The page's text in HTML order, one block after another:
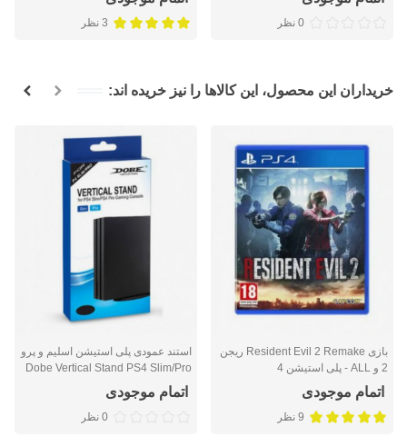
0 نظر 3 نظر
خریداران این محصول، این کالاها را نیز خریده اند:
بازی Resident Evil 2 Remake ریجن
2 و ALL - پلی استیشن 4
اتمام موجودی
9 نظر
استند عمودی پلی استیشن اسلیم و پرو
Dobe Vertical Stand PS4 Slim/Pro
اتمام موجودی
0 نظر